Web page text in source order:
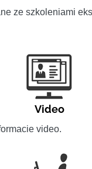
ze szkoleniami
Video
video.